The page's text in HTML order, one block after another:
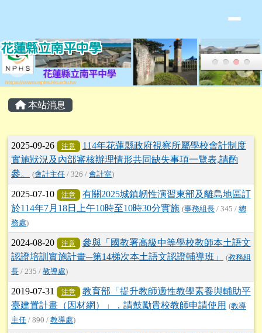
主內容區域
本站消息
文章列表
2025-09-26 注意
114年花蓮縣政府視察所屬學校會計制度
實施狀況及內部審核辦理情形共同缺失事項一覽表,請酌
參。
(會計主任 / 326 / 會計室)
2025-07-10 注意
有關2025城鎮韌性演習東部及離島地區訂
於114年7月18日上午10時至10時30分實施 (事務組長 / 345 / 總
務處)
2024-08-20 注意
參與「國教署高級中等學校教師本土語文
認證培訓實施計畫─第14梯次本土語文認證輔導班」
(教務組
長 / 235 / 教導處)
2019-07-31 注意
教育部「提升教師適性教學素養與輔助平
臺建置計畫（因材網）」，請鼓勵貴校教師申請使用 (教導
主任 / 890 / 教導處)
頁尾區域